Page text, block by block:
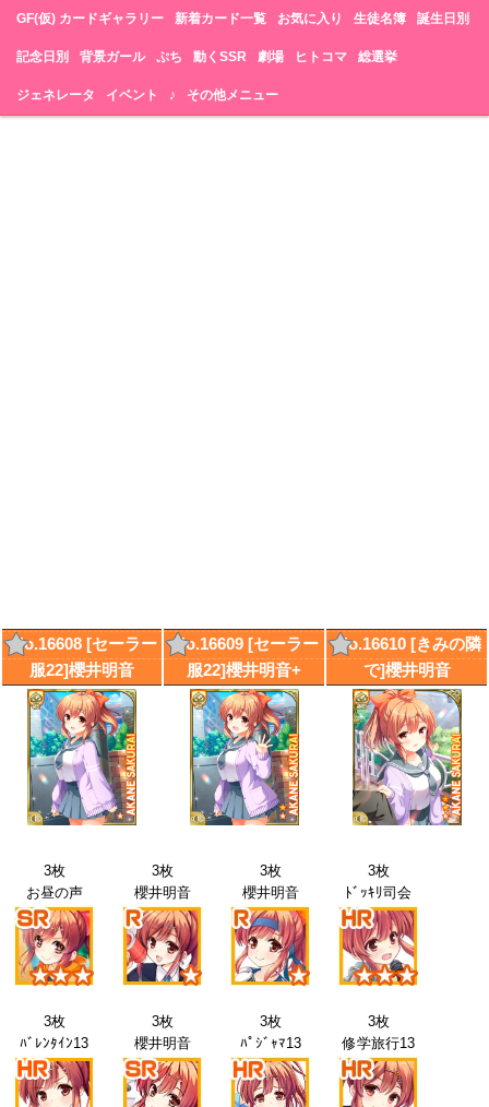
GF(仮) カードギャラリー 新着カード一覧 お気に入り 生徒名簿 誕生日別
記念日別 背景ガール ぷち 動くSSR 劇場 ヒトコマ 総選挙
ジェネレータ イベント ♪ その他メニュー
No.16608 [セーラー
服22]櫻井明音
No.16609 [セーラー
服22]櫻井明音+
No.16610 [きみの隣
で]櫻井明音
3枚
お昼の声
3枚
櫻井明音
3枚
櫻井明音
3枚
ﾄﾞｯｷﾘ司会
3枚
ﾊﾞﾚﾝﾀｲﾝ13
3枚
櫻井明音
3枚
ﾊﾟｼﾞｬﾏ13
3枚
修学旅行13